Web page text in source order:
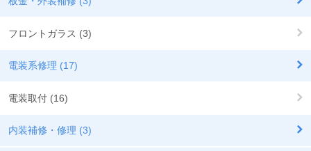
フロントガラス (3)
電装系修理 (17)
電装取付 (16)
内装補修・修理 (3)